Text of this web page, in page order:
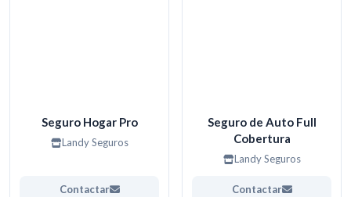
Seguro Hogar Pro
Landy Seguros
Contactar
Seguro de Auto Full
Cobertura
Landy Seguros
Contactar